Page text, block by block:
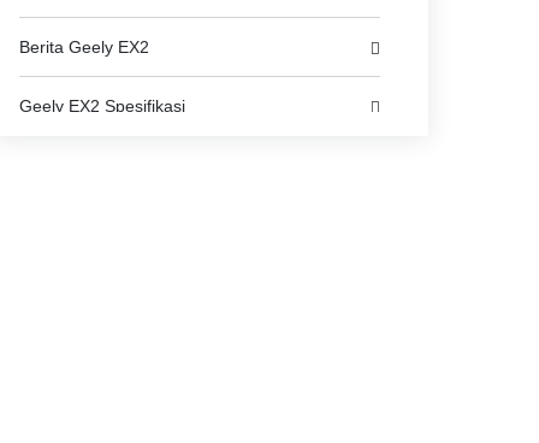
Berita Geely EX2
Geely EX2 Spesifikasi